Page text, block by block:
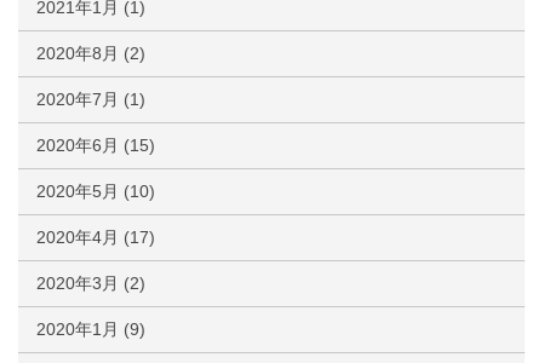
2021年1月 (1)
2020年8月 (2)
2020年7月 (1)
2020年6月 (15)
2020年5月 (10)
2020年4月 (17)
2020年3月 (2)
2020年1月 (9)